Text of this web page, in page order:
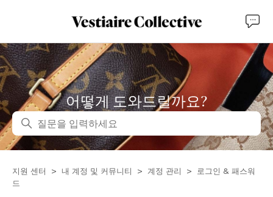
어떻게 도와드릴까요?
검색
지원 센터 내 계정 및 커뮤니티 계정 관리
로그인 & 패스워
드